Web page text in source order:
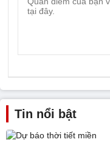
Tin nổi bật